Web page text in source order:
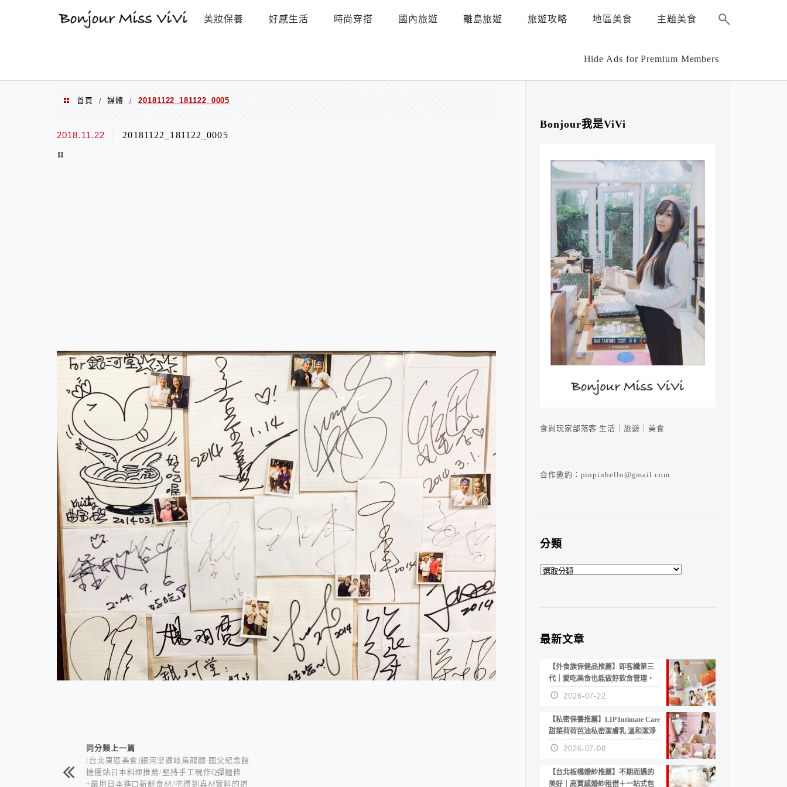
美妝保養 好感生活 時尚穿搭 國內旅遊 離島旅遊 旅遊攻略 地區美食 主題美食
Hide Ads for Premium Members
首頁 / 媒體 / 20181122_181122_0005
2018.11.22 20181122_181122_0005
相連文章同分類上一篇
[台北東區美食]銀河堂讚岐烏龍麵-國父紀念館
捷運站日本料理推薦/堅持手工現作Q彈麵條
+嚴用日本進口新鮮食材/吃得到真材實料的道
Bonjour我是ViVi
食尚玩家部落客 生活｜旅遊｜美食
合作邀約：pinpinhello@gmail.com
分類
分
最新文章
【外食族保健品推薦】即客纖第三
代｜愛吃美食也能做好飲食管理，
陪你輕鬆面對聚餐日常！
2026-07-22
【私密保養推薦】LIP Intimate Care
甜菜荷荷芭油私密潔膚乳 溫和潔淨
洗後不乾澀 不起泡反而更舒服！
2026-07-08
【台北板橋婚紗推薦】不期而遇的
美好｜高質感婚紗租借＋一站式包